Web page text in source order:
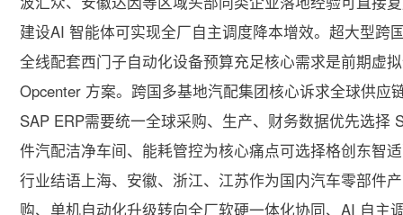
建设AI 智能体可实现全厂自主调度降本增效。超大型跨
全线配套西门子自动化设备预算充足核心需求是前期虚
Opcenter 方案。跨国多基地汽配集团核心诉求全球供
SAP ERP需要统一全球采购、生产、财务数据优先选
件汽配洁净车间、能耗管控为核心痛点可选择格创东智
行业结语上海、安徽、浙江、江苏作为国内汽车零部件
购、单机自动化升级转向全厂软硬一体化协同、AI 自主